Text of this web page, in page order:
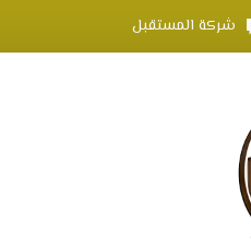
شركة المستقبل